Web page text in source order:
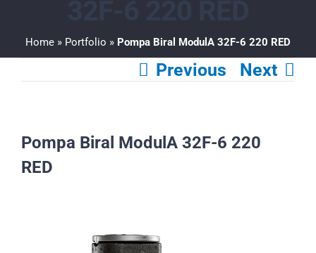
Home » Portfolio » Pompa Biral ModulA 32F-6 220 RED
Previous Next
Pompa Biral ModulA 32F-6 220
RED